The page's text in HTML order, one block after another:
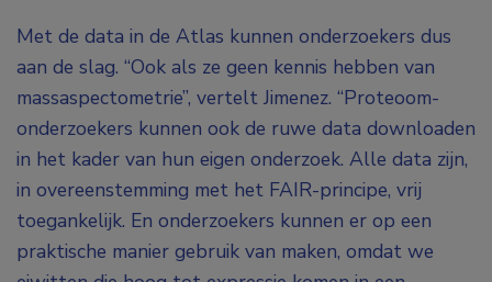
Met de data in de Atlas kunnen onderzoekers dus
aan de slag. “Ook als ze geen kennis hebben van
massaspectometrie”, vertelt Jimenez. “Proteoom-
onderzoekers kunnen ook de ruwe data downloaden
in het kader van hun eigen onderzoek. Alle data zijn,
in overeenstemming met het FAIR-principe, vrij
toegankelijk. En onderzoekers kunnen er op een
praktische manier gebruik van maken, omdat we